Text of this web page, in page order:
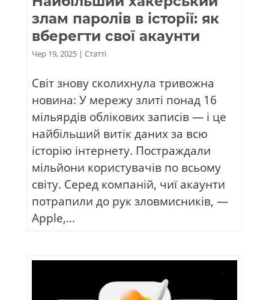
злам паролів в історії: як
вберегти свої акаунти
Чер 19, 2025| Статті
Світ знову сколихнула тривожна
новина: У мережу злиті понад 16
мільярдів облікових записів — і це
найбільший витік даних за всю
історію інтернету. Постраждали
мільйони користувачів по всьому
світу. Серед компаній, чиї акаунти
потрапили до рук зловмисників, —
Apple,...